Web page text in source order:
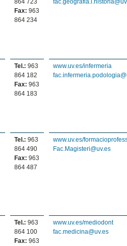
864 723
Fax: 963
864 234
Tel.: 963
864 182
Fax: 963
864 183
www.uv.es/infermeria
Tel.: 963
864 490
Fax: 963
864 487
www.uv.es/
Fac.Magisteri@uv.es
Tel.: 963
864 100
Fax: 963
www.uv.es/mediodont
fac.medicina@uv.es